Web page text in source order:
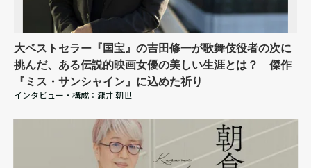
大ベストセラー『国宝』の吉田修一が歌舞伎役者の次に
挑んだ、ある伝説的映画女優の美しい生涯とは？ 傑作
『ミス・サンシャイン』に込めた祈り
インタビュー・構成： 瀧井 朝世